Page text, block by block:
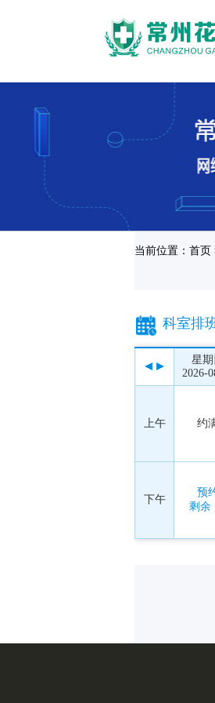
当前位置：首页
科室排
星期
2026-
上午 约
下午
预
剩余